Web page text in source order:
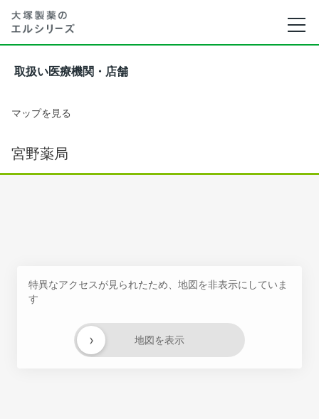
取扱い医療機関・店舗
マップを見る
宮野薬局
特異なアクセスが見られたため、地図を非表示にしていま
す
地図を表示
›